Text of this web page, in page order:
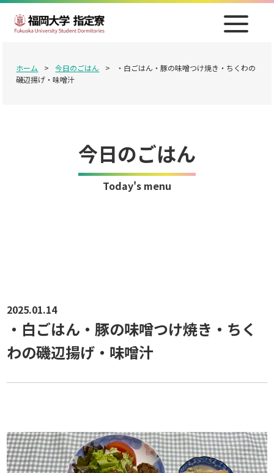
ホーム > 今日のごはん >
・白ごはん・豚の味噌つけ焼き・ちくわの
磯辺揚げ・味噌汁
今日のごはん
Today's menu
2025.01.14
・白ごはん・豚の味噌つけ焼き・ちく
わの磯辺揚げ・味噌汁